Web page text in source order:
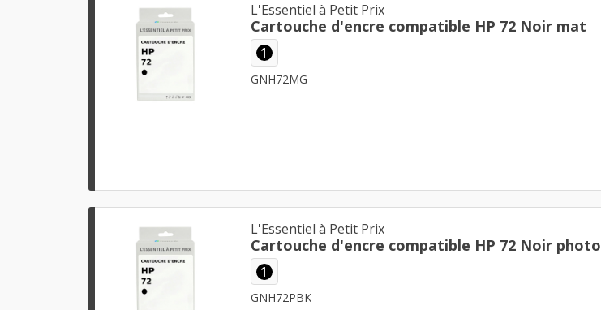
L'Essentiel à Petit Prix
Cartouche d'encre compatible HP 72 Noir mat
1
GNH72MG
L'Essentiel à Petit Prix
Cartouche d'encre compatible HP 72 Noir photo
1
GNH72PBK